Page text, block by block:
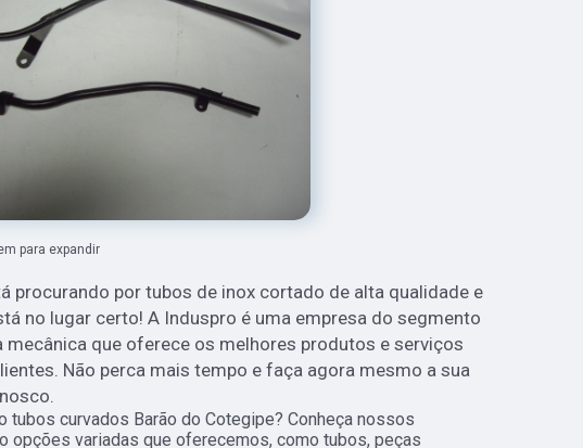
para expandir
procurando por tubos de inox cortado de alta qualidade e
no lugar certo! A Induspro é uma empresa do segmento
mecânica que oferece os melhores produtos e serviços
Não perca mais tempo e faça agora mesmo a sua
tubos curvados Barão do Cotegipe? Conheça nossos
opções variadas que oferecemos, como tubos, peças